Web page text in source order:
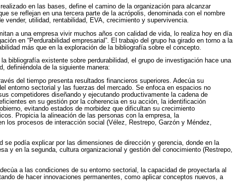
en las bases, define el camino de la organización para alcanzar
se reflejan en una tercera parte de la acrópolis, denominada con el nombre
vender, utilidad, rentabilidad, EVA, crecimiento y supervivencia.
a una empresa vivir muchos años con calidad de vida, lo realiza hoy en día
en “Perdurabilidad empresarial”. El trabajo del grupo ha girado en torno a la
más que en la exploración de la bibliografía sobre el concepto.
bibliografía existente sobre perdurabilidad, el grupo de investigación hace una
definiéndola de la siguiente manera:
del tiempo presenta resultados financieros superiores. Adecúa su
entorno sectorial y las fuerzas del mercado. Se enfoca en espacios no
competidores diseñando y ejecutando productivamente la cadena de
en su gestión por la coherencia en su acción, la identificación
evitando estados de morbidez que dificultan su crecimiento
Propicia la alineación de las personas con la empresa, la
los procesos de interacción social (Vélez, Restrepo, Garzón y Méndez,
se podía explicar por las dimensiones de dirección y gerencia, donde en la
y en la segunda, cultura organizacional y gestión del conocimiento (Restrepo,
a las condiciones de su entorno sectorial, la capacidad de proyectarla al
de hacer innovaciones permanentes, como aplicar conceptos nuevos, a